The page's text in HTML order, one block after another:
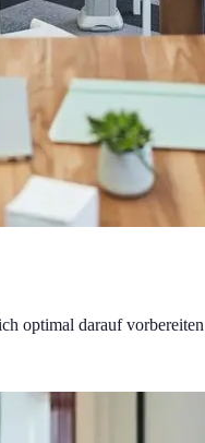
optimal darauf